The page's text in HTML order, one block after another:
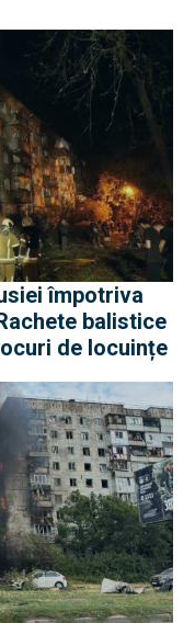
împotriva
balistice
de locuințe